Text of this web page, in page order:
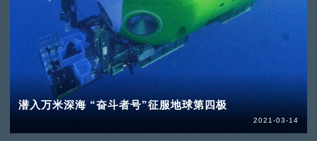
潜入万米深海 “奋斗者号”征服地球第四极
2021-03-14